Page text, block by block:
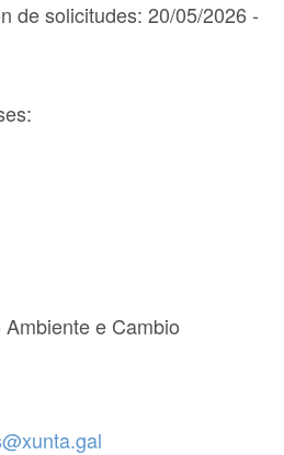
de solicitudes: 20/05/2026 -
e Cambio